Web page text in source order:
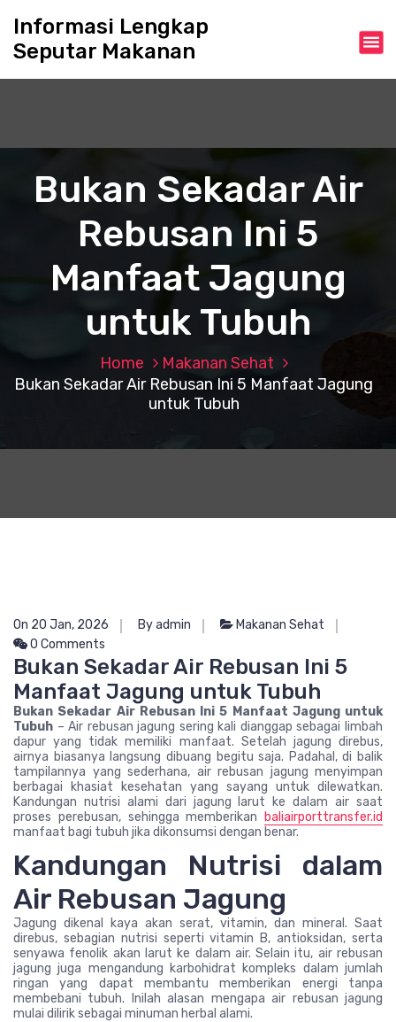
o
Informasi Lengkap
Seputar Makanan
Bukan Sekadar Air
Rebusan Ini 5
Manfaat Jagung
untuk Tubuh
Home
Makanan Sehat
Bukan Sekadar Air Rebusan Ini 5 Manfaat Jagung
untuk Tubuh
On 20 Jan, 2026 By admin
Makanan Sehat
0 Comments
Bukan Sekadar Air Rebusan Ini 5
Manfaat Jagung untuk Tubuh
Bukan Sekadar Air Rebusan Ini 5 Manfaat Jagung untuk
Tubuh – Air rebusan jagung sering kali dianggap sebagai limbah
dapur yang tidak memiliki manfaat. Setelah jagung direbus,
airnya biasanya langsung dibuang begitu saja. Padahal, di balik
tampilannya yang sederhana, air rebusan jagung menyimpan
berbagai khasiat kesehatan yang sayang untuk dilewatkan.
Kandungan nutrisi alami dari jagung larut ke dalam air saat
proses perebusan, sehingga memberikan
baliairporttransfer.id
manfaat bagi tubuh jika dikonsumsi dengan benar.
Kandungan Nutrisi dalam
Air Rebusan Jagung
Jagung dikenal kaya akan serat, vitamin, dan mineral. Saat
direbus, sebagian nutrisi seperti vitamin B, antioksidan, serta
senyawa fenolik akan larut ke dalam air. Selain itu, air rebusan
jagung juga mengandung karbohidrat kompleks dalam jumlah
ringan yang dapat membantu memberikan energi tanpa
membebani tubuh. Inilah alasan mengapa air rebusan jagung
mulai dilirik sebagai minuman herbal alami.